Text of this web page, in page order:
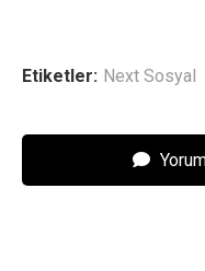
Etiketler: Next Sosyal